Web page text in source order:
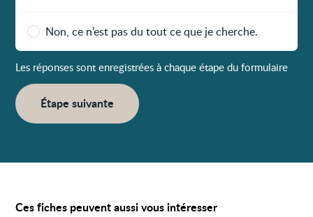
Non, ce n’est pas du tout ce que je cherche.
Les réponses sont enregistrées à chaque étape du formulaire
Étape suivante
Ces fiches peuvent aussi vous intéresser